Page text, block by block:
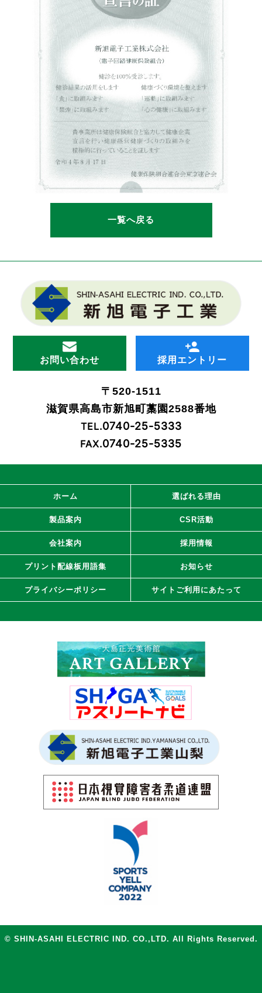
一覧へ戻る
お問い合わせ 採用エントリー
〒520-1511
滋賀県高島市新旭町藁園2588番地
TEL.0740-25-5333
FAX.0740-25-5335
ホーム 選ばれる理由
製品案内 CSR活動
会社案内 採用情報
プリント配線板用語集 お知らせ
プライバシーポリシー サイトご利用にあたって
© SHIN-ASAHI ELECTRIC IND. CO.,LTD. All Rights Reserved.